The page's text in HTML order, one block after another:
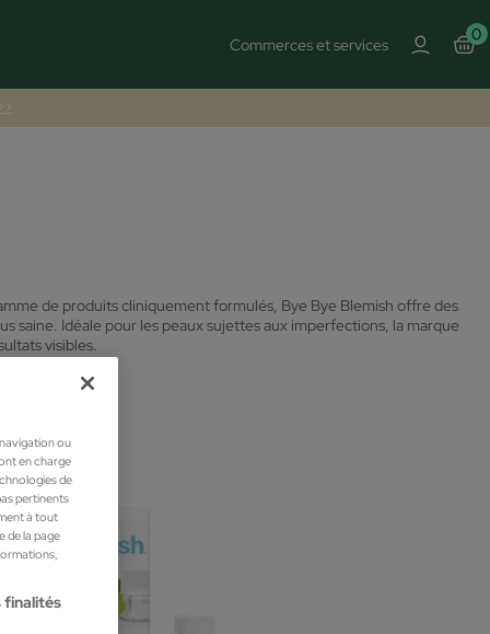
Commerces et services
0
de produits cliniquement formulés, Bye Bye Blemish offre des
saine. Idéale pour les peaux sujettes aux imperfections, la marque
visibles.
ou
en charge
de
pertinents
à tout
de la page
finalités